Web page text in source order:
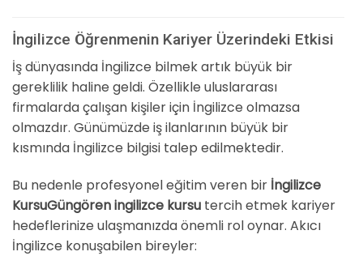
İngilizce Öğrenmenin Kariyer Üzerindeki Etkisi
İş dünyasında İngilizce bilmek artık büyük bir
gereklilik haline geldi. Özellikle uluslararası
firmalarda çalışan kişiler için İngilizce olmazsa
olmazdır. Günümüzde iş ilanlarının büyük bir
kısmında İngilizce bilgisi talep edilmektedir.
Bu nedenle profesyonel eğitim veren bir İngilizce
KursuGüngören ingilizce kursu tercih etmek kariyer
hedeflerinize ulaşmanızda önemli rol oynar. Akıcı
İngilizce konuşabilen bireyler: